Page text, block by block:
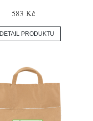
583 Kč
DETAIL PRODUKTU